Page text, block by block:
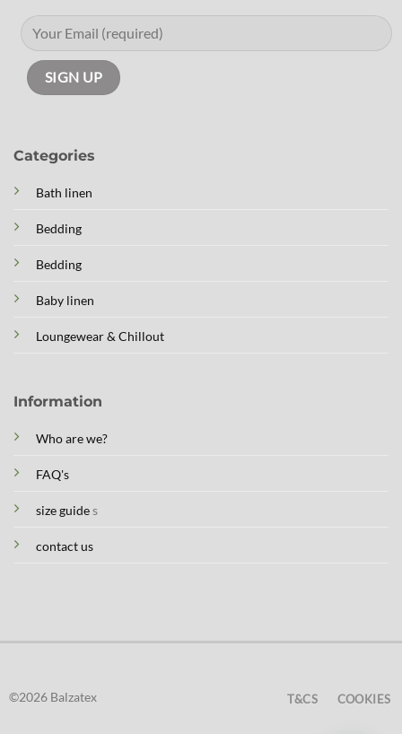
Categories
Bath linen
Bedding
Bedding
Baby linen
Loungewear & Chillout
Information
Who are we?
FAQ's
size guides
contact us
©2026 Balzatex T&CS COOKIES